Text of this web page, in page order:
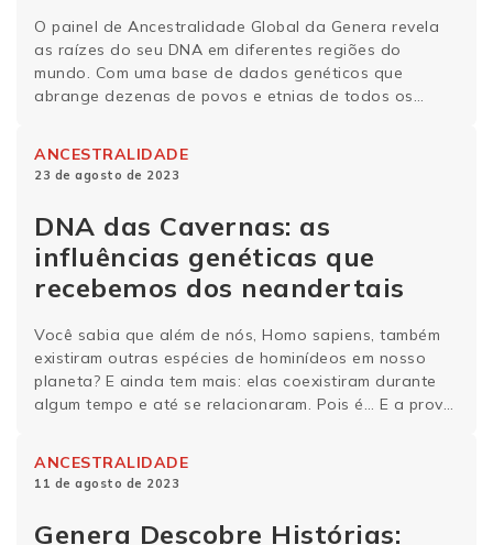
O painel de Ancestralidade Global da Genera revela
as raízes do seu DNA em diferentes regiões do
mundo. Com uma base de dados genéticos que
abrange dezenas de povos e etnias de todos os
genética do Oeste da África O ocidente …
ANCESTRALIDADE
23 de agosto de 2023
DNA das Cavernas: as
influências genéticas que
recebemos dos neandertais
Você sabia que além de nós, Homo sapiens, também
existiram outras espécies de hominídeos em nosso
planeta? E ainda tem mais: elas coexistiram durante
algum tempo e até se relacionaram. Pois é… E a prova
Cavernas. Vem …Continue lendo
ANCESTRALIDADE
11 de agosto de 2023
Genera Descobre Histórias: